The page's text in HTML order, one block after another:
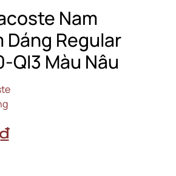
Nam
Dáng Regular
QI3 Màu Nâu